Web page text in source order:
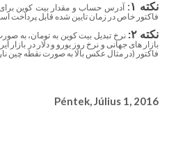
نکته ۱ :آدرس حساب و مقدار بیت کوین برای
فاکتور خاص در زمان تایین شده قابل پرداخت
نکته ۲:
نرخ تبدیل بیت کوین به تومان، به
بازار های جهانی و نرخ روز یورو و دلار در بازار
فاکتور (در مثال عکس بالا به صورت نقطه چین
Péntek, Július 1, 2016